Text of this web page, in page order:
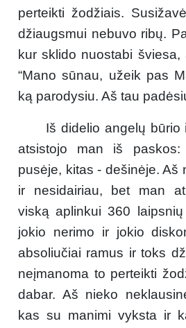
perteikti žodžiais.
džiaugsmui nebuvo ribų.
kur sklido nuostabi
“Mano sūnau, užeik pas
ką parodysiu. Aš tau
Iš didelio angelų
atsistojo man iš
pusėje, kitas - dešinėje. Aš
ir nesidairiau, bet man
viską aplinkui 360
jokio nerimo ir jokio
absoliučiai ramus ir toks
neįmanoma to perteikti
dabar. Aš nieko
kas su manimi vyksta ir